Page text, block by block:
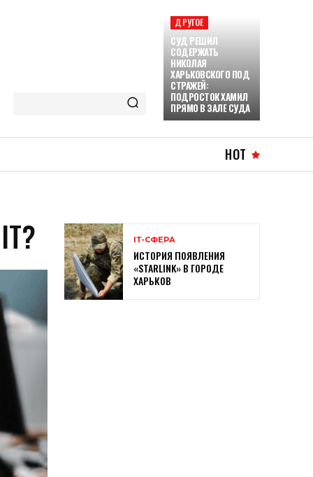
ДРУГОЕ
СУД РЕШИЛ
СОДЕРЖАТЬ
НИКОЛАЯ
ХАРЬКОВСКОГО ПОД
СТРАЖЕЙ:
ПОДРОСТОК ХАМИЛ
ПРЯМО В ЗАЛЕ СУДА
HOT
ІТ-СФЕРА
ИСТОРИЯ ПОЯВЛЕНИЯ
«STARLINK» В ГОРОДЕ
ХАРЬКОВ